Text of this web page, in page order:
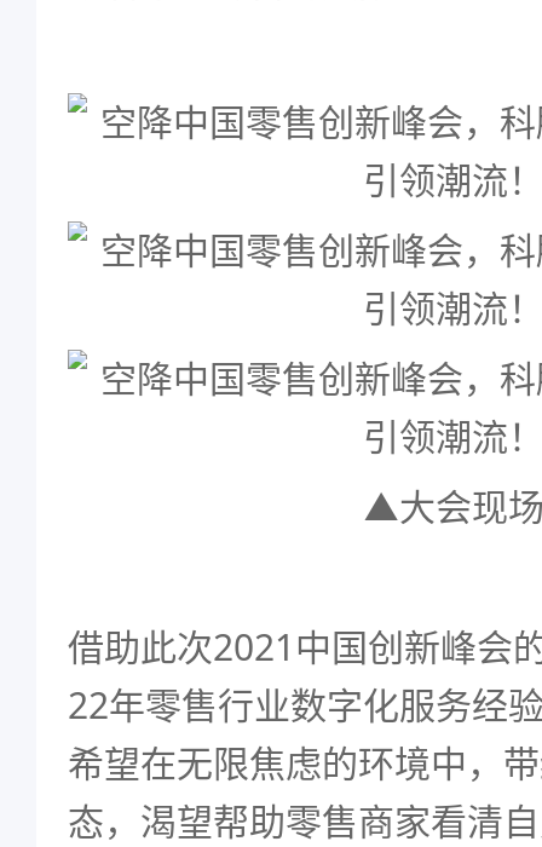
▲大会现
借助此次2021中国创新峰会
22年零售行业数字化服务经
希望在无限焦虑的环境中，
态，渴望帮助零售商家看清